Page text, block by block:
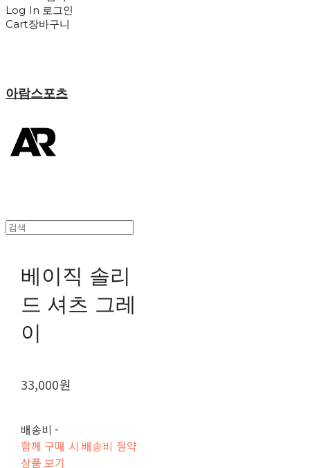
Log In 로그인
Cart장바구니
아람스포츠
베이직 솔리
드 셔츠 그레
이
33,000원
배송비-
함께 구매 시 배송비 절약
상품 보기